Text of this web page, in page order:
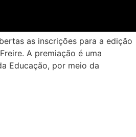
as inscrições para a edição
A premiação é uma
Educação, por meio da